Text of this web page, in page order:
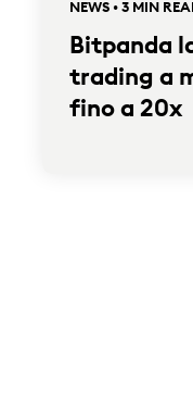
NEWS • 3 MIN
Bitpanda
trading a
fino a 20x